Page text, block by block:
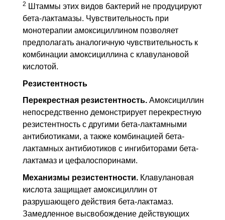
2 Штаммы этих видов бактерий не продуцируют
бета-лактамазы. Чувствительность при
монотерапии амоксициллином позволяет
предполагать аналогичную чувствительность к
комбинации амоксициллина с клавулановой
кислотой.
Резистентность
Перекрестная резистентность. Амоксициллин
непосредственно демонстрирует перекрестную
резистентность с другими бета-лактамными
антибиотиками, а также комбинацией бета-
лактамных антибиотиков с ингибиторами бета-
лактамаз и цефалоспоринами.
Механизмы резистентности. Клавулановая
кислота защищает амоксициллин от
разрушающего действия бета-лактамаз.
Замедленное высвобождение действующих